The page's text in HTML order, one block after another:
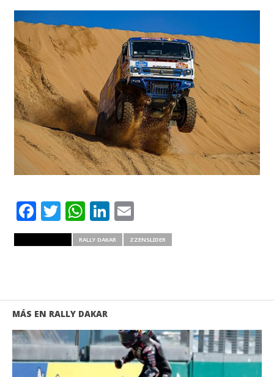
Facebook
Twitter
WhatsApp
LinkedIn
Email
RALLY DAKAR ZZENSLIDER
MÁS EN RALLY DAKAR